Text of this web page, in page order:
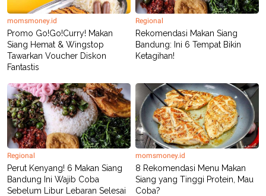
momsmoney.id
Promo Go!Go!Curry! Makan
Siang Hemat & Wingstop
Tawarkan Voucher Diskon
Fantastis
Regional
Rekomendasi Makan Siang
Bandung: Ini 6 Tempat Bikin
Ketagihan!
Regional
Perut Kenyang! 6 Makan Siang
Bandung Ini Wajib Coba
Sebelum Libur Lebaran Selesai
momsmoney.id
8 Rekomendasi Menu Makan
Siang yang Tinggi Protein, Mau
Coba?